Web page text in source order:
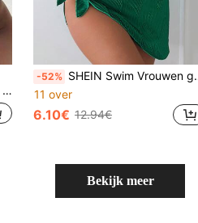
-52% SHEIN Swim Vrouwen getextureerde halternek rugloze bikiniset zomer
11 over
6.10€ 12.94€
Bekijk meer